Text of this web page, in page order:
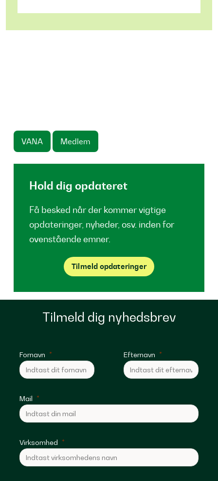
VANA Medlem
Hold dig opdateret
Få besked når der kommer vigtige
opdateringer, nyheder, osv. inden for
ovenstående emner.
Tilmeld opdateringer
Tilmeld dig nyhedsbrev
Fornavn Efternavn
Mail
Virksomhed